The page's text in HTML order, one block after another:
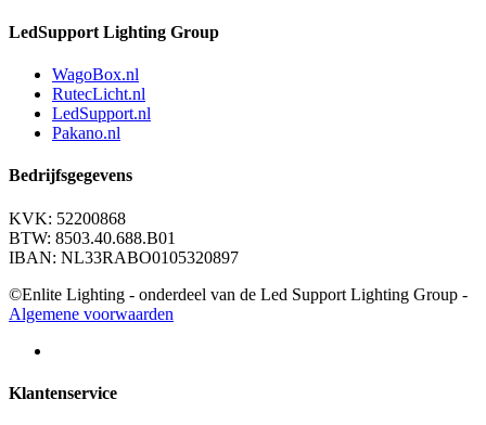
LedSupport Lighting Group
WagoBox.nl
RutecLicht.nl
LedSupport.nl
Pakano.nl
Bedrijfsgegevens
KVK: 52200868
BTW: 8503.40.688.B01
IBAN: NL33RABO0105320897
©Enlite Lighting - onderdeel van de Led Support Lighting Group -
Algemene voorwaarden
Klantenservice